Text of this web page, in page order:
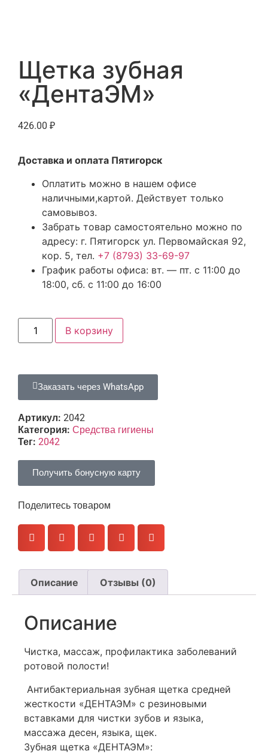
Щетка зубная
«ДентаЭМ»
426.00 ₽
Доставка и оплата Пятигорск
Оплатить можно в нашем офисе
наличными,картой. Действует только
самовывоз.
Забрать товар самостоятельно можно по
адресу: г. Пятигорск ул. Первомайская 92,
кор. 5, тел. +7 (8793) 33-69-97
График работы офиса: вт. — пт. с 11:00 до
18:00, сб. с 11:00 до 16:00
В корзину
Заказать через WhatsApp
Артикул: 2042
Категория: Средства гигиены
Тег: 2042
Получить бонусную карту
Поделитесь товаром
Описание Отзывы (0)
Описание
Чистка, массаж, профилактика заболеваний
ротовой полости!
Антибактериальная зубная щетка средней
жесткости «ДЕНТАЭМ» с резиновыми
вставками для чистки зубов и языка,
массажа десен, языка, щек.
Зубная щетка «ДЕНТАЭМ»: